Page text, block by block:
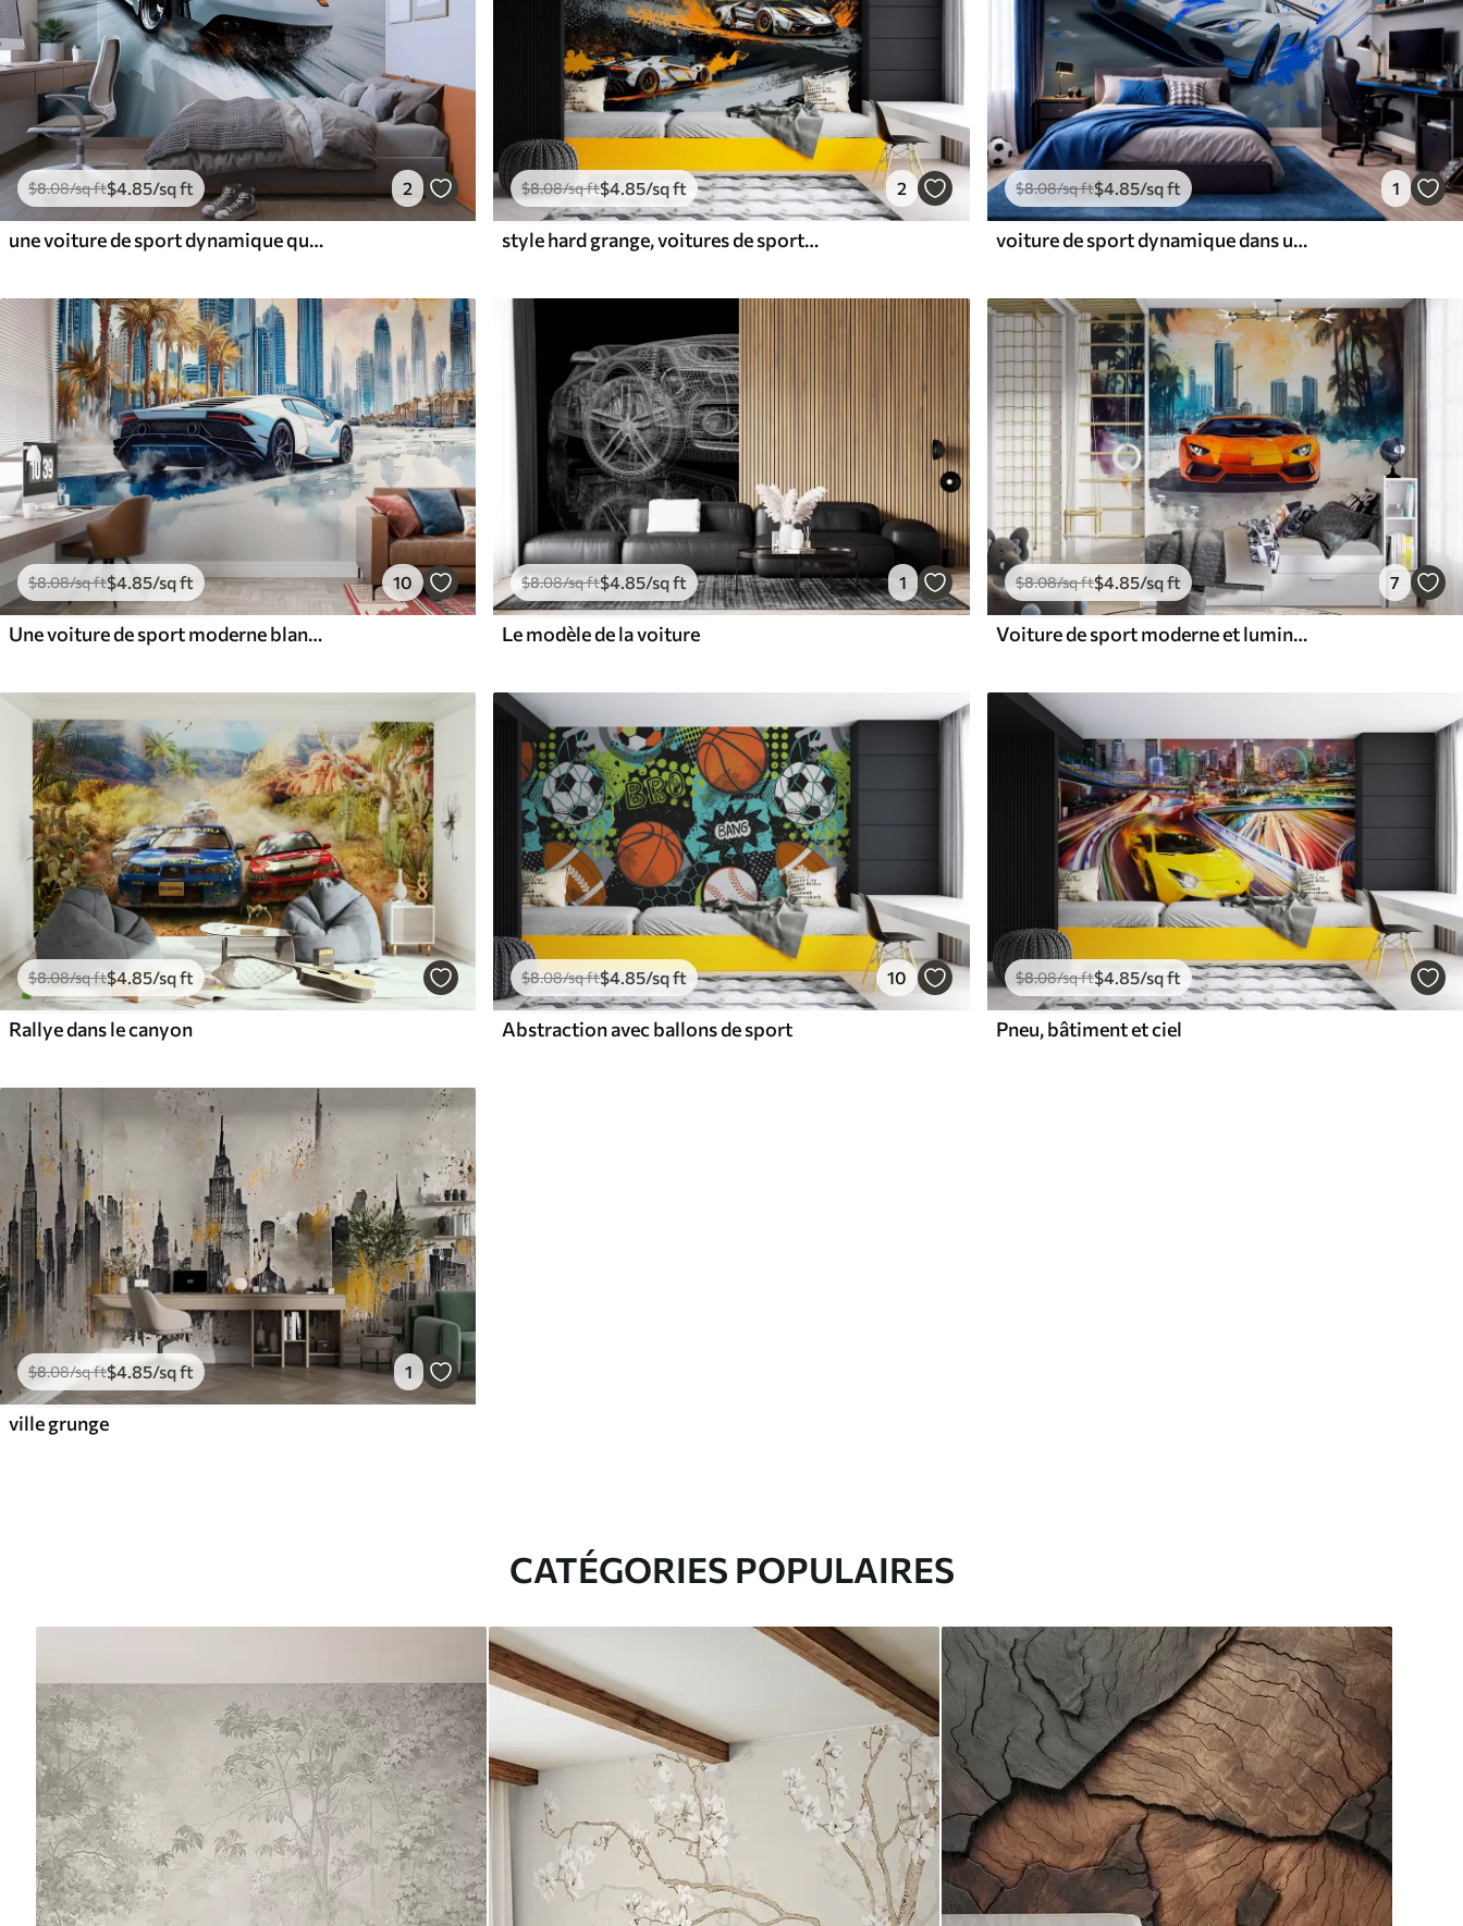
$8.08/sq ft$4 .85/sq ft 2
une voiture de sport dynamique qui s'élance dans l'espace
$8.08/sq ft$4 .85/sq ft 2
style hard grange, voitures de sport expressives et dynamiques
$8.08/sq ft$4.85/sq ft 1
voiture de sport dynamique dans un style de dessin numérique avec des accents bleus
$8.08/sq ft$4.85/sq ft 10
Une voiture de sport moderne blanche roulant sur fond de palmiers et de gratte-ciel en technique d'aquarelle libre
$8.08/sq ft$4.85/sq ft 1
Le modèle de la voiture
$8.08/sq ft$4.85/sq ft 7
Voiture de sport moderne et lumineuse sur fond de palmiers et de gratte-ciel en technique d'aquarelle à la prima
$8.08/sq ft$4.85/sq ft
Rallye dans le canyon
$8.08/sq ft$4.85/sq ft 10
Abstraction avec ballons de sport
$8.08/sq ft$4.85/sq ft
Pneu, bâtiment et ciel
$8.08/sq ft$4.85/sq ft 1
ville grunge
CATÉGORIES POPULAIRES